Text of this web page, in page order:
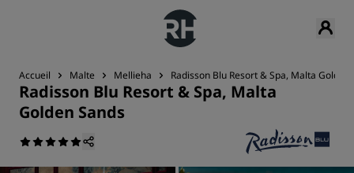
Accueil Malte Mellieha Radisson Blu Resort & Spa, Malta Golden
Radisson Blu Resort & Spa, Malta
Golden Sands